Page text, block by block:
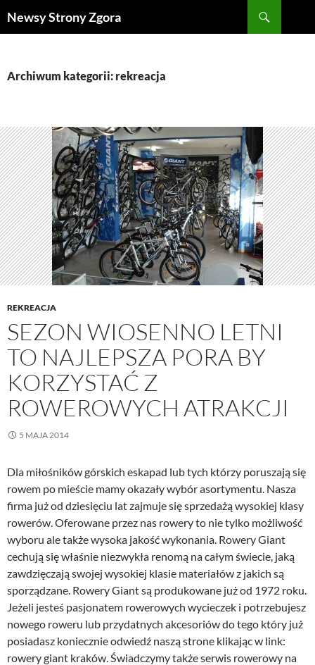
Newsy Strony Zgora
Archiwum kategorii: rekreacja
REKREACJA
SEZON WIOSENNO LETNI
TO NAJLEPSZA PORA BY
KORZYSTAĆ Z
ROWEROWYCH ATRAKCJI
5 MAJA 2014
Dla miłośników górskich eskapad lub tych którzy poruszają się
rowem po mieście mamy okazały wybór asortymentu. Nasza
firma już od dziesięciu lat zajmuje się sprzedażą wysokiej klasy
rowerów. Oferowane przez nas rowery to nie tylko możliwość
wyboru ale także wysoka jakość wykonania. Rowery Giant
cechują się właśnie niezwykła renomą na całym świecie, jaką
zawdzięczają swojej wysokiej klasie materiałów z jakich są
sporządzane. Rowery Giant są produkowane już od 1972 roku.
Jeżeli jesteś pasjonatem rowerowych wycieczek i potrzebujesz
nowego roweru lub przydatnych akcesoriów do tego który już
posiadasz koniecznie odwiedź naszą strone klikając w link:
rowery giant kraków. Świadczymy także serwis rowerowy na